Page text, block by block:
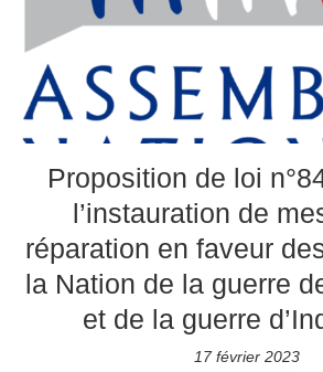
Proposition de loi
l’instauration de
réparation en faveur
la Nation de la guerre
et de la guerre
17 février 2023